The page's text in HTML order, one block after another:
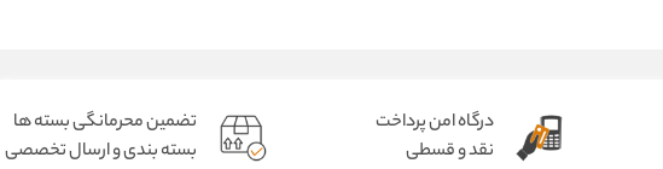
درگاه امن پرداخت
نقد و قسطی
تضمین محرمانگی بسته ها
بسته بندی و ارسال تخصصی